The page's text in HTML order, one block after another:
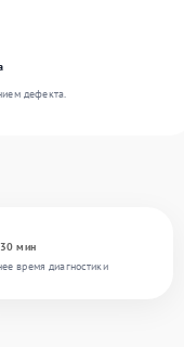
30 мин
время диагностики
дефекта.